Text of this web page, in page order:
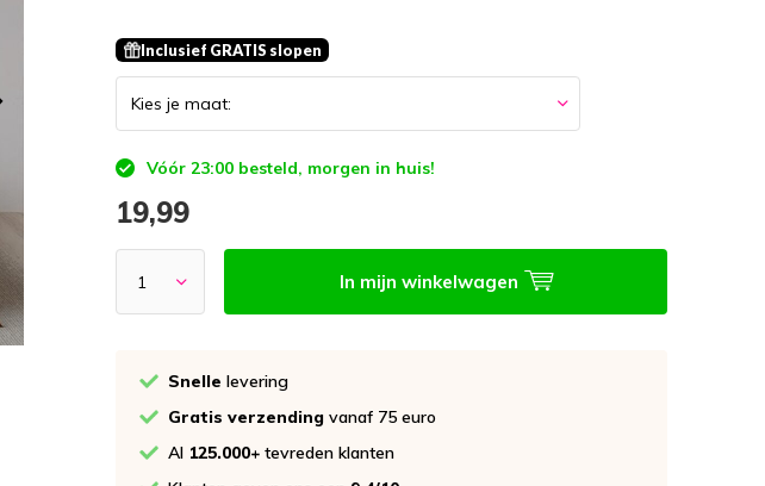
Inclusief GRATIS slopen
Vóór 23:00 besteld, morgen in huis!
19,99
In mijn winkelwagen
Snelle levering
Gratis verzendingvanaf 75 euro
Al 125.000+ tevreden klanten